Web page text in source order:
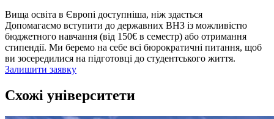
Вища освіта в Європі доступніша, ніж здається
Допомагаємо вступити до державних ВНЗ із можливістю
бюджетного навчання (від 150€ в семестр) або отримання
стипендії. Ми беремо на себе всі бюрократичні питання, щоб
ви зосередилися на підготовці до студентського життя.
Залишити заявку
Схожі університети